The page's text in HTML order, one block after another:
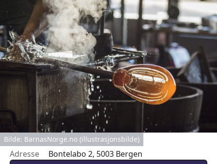
Bilde: BarnasNorge.no (illustrasjonsbilde)
Adresse
Bontelabo 2, 5003 Bergen